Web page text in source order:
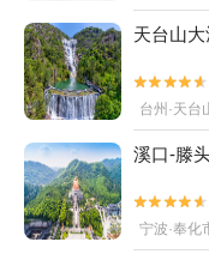
天台山


台州·天台
溪口-滕


宁波·奉化